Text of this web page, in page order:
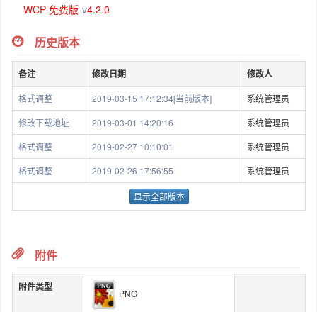
WCP-免费版-v4.2.0
历史版本
备注 修改日期 修改人
格式调整 2019-03-15 17:12:34[当前版本]
系统管理员
修改下载地址
2019-03-01 14:20:16
系统管理员
格式调整
2019-02-27 10:10:01
系统管理员
格式调整
2019-02-26 17:56:55 系统管理员
显示全部版本
附件
附件类型
PNG